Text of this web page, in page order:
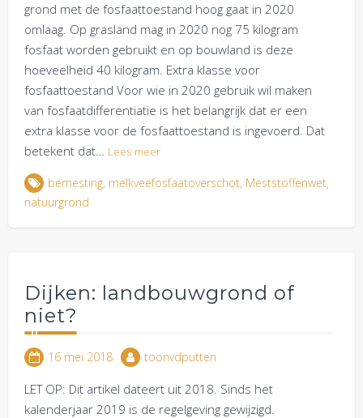
grond met de fosfaattoestand hoog gaat in 2020
omlaag. Op grasland mag in 2020 nog 75 kilogram
fosfaat worden gebruikt en op bouwland is deze
hoeveelheid 40 kilogram. Extra klasse voor
fosfaattoestand Voor wie in 2020 gebruik wil maken
van fosfaatdifferentiatie is het belangrijk dat er een
extra klasse voor de fosfaattoestand is ingevoerd. Dat
betekent dat… Lees meer
bemesting, melkveefosfaatoverschot, Meststoffenwet,
natuurgrond
Dijken: landbouwgrond of
niet?
16 mei 2018 toonvdputten
LET OP: Dit artikel dateert uit 2018. Sinds het
kalenderjaar 2019 is de regelgeving gewijzigd.